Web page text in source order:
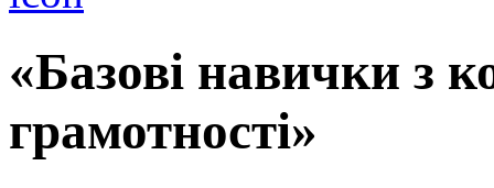
«Базові навички з
грамотності»